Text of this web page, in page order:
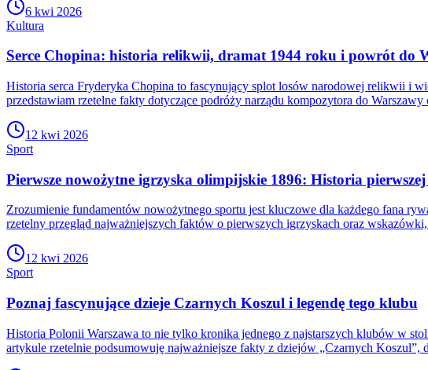
6 kwi 2026
Kultura
Serce Chopina: historia relikwii, dramat 1944 roku i powrót do
Historia serca Fryderyka Chopina to fascynujący splot losów narodowej relikwii i
przedstawiam rzetelne fakty dotyczące podróży narządu kompozytora do
12 kwi 2026
Sport
Pierwsze nowożytne igrzyska olimpijskie 1896: Historia
Zrozumienie fundamentów nowożytnego sportu jest kluczowe dla każdego fana
rzetelny przegląd najważniejszych faktów o pierwszych igrzyskach oraz
12 kwi 2026
Sport
Poznaj fascynujące dzieje Czarnych Koszul i legendę tego klubu
Historia Polonii Warszawa to nie tylko kronika jednego z najstarszych klubów w
artykule rzetelnie podsumowuję najważniejsze fakty z dziejów „Czarnych Koszul”,